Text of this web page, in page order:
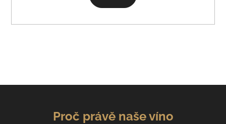
Proč právě naše víno